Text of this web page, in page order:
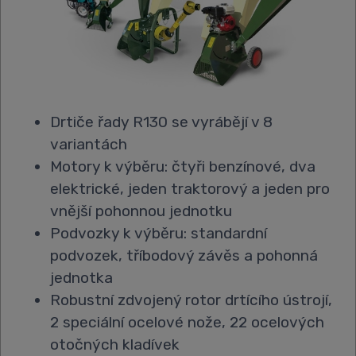
Drtiče řady R130 se vyrábějí v 8
variantách
Motory k výběru: čtyři benzínové, dva
elektrické, jeden traktorový a jeden pro
vnější pohonnou jednotku
Podvozky k výběru: standardní
podvozek, tříbodový závěs a pohonná
jednotka
Robustní zdvojený rotor drtícího ústrojí,
2 speciální ocelové nože, 22 ocelových
otočných kladívek